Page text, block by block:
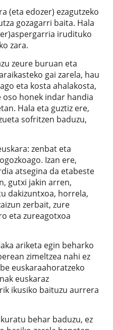
edozer) ezagutzeko
gozagarri baita. Hala
irudituko
zara.
zeure buruan eta
gai zarela, hau
eta kosta ahalakosta,
honek indar handia
Hala eta guztiz ere,
sofritzen baduzu,
zenbat eta
Izan ere,
atsegina da etabeste
gutxi jakin arren,
dakizuntxoa, horrela,
zerbait, zure
eta zureagotxoa
ariketa egin beharko
zimeltzea nahi ez
euskaraahoratzeko
euskaraz
ikusiko baituzu aurrera
behar baduzu, ez